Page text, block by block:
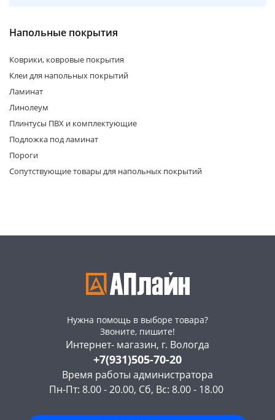
Напольные покрытия
Коврики, ковровые покрытия
Клеи для напольных покрытий
Ламинат
Линолеум
Плинтусы ПВХ и комплектующие
Подложка под ламинат
Пороги
Сопутствующие товары для напольных покрытий
Нужна помощь в выборе товара?
Звоните, пишите!
Интернет- магазин, г. Вологда
+7(931)505-70-20
Время работы администратора
Пн-Пт: 8.00 - 20.00, Сб, Вс: 8.00 - 18.00